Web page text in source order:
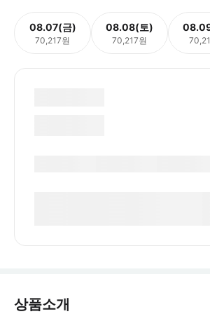
08.07(금)
70,217원
08.08(토)
70,217원
상품소개